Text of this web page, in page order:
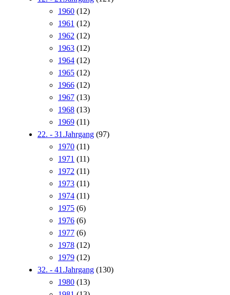
1960 (12)
1961 (12)
1962 (12)
1963 (12)
1964 (12)
1965 (12)
1966 (12)
1967 (13)
1968 (13)
1969 (11)
22. - 31.Jahrgang (97)
1970 (11)
1971 (11)
1972 (11)
1973 (11)
1974 (11)
1975 (6)
1976 (6)
1977 (6)
1978 (12)
1979 (12)
32. - 41.Jahrgang (130)
1980 (13)